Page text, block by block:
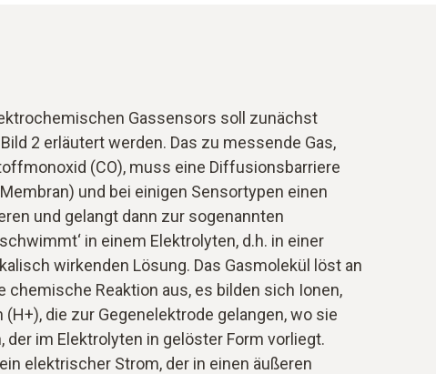
Gassensors soll zunächst
2 erläutert werden. Das zu messende Gas,
(CO), muss eine Diffusionsbarriere
und bei einigen Sensortypen einen
und gelangt dann zur sogenannten
in einem Elektrolyten, d.h. in einer
wirkenden Lösung. Das Gasmolekül löst an
chemische Reaktion aus, es bilden sich Ionen,
die zur Gegenelektrode gelangen, wo sie
im Elektrolyten in gelöster Form vorliegt.
elektrischer Strom, der in einen äußeren